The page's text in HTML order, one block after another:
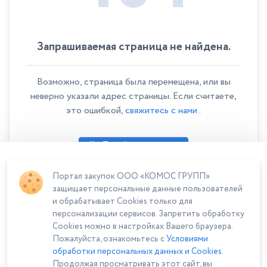
Запрашиваемая страница не найдена.
Возможно, страница была перемещена, или вы
неверно указали адрес страницы. Если считаете,
это ошибкой,свяжитесь с нами .
Перейти на главную
Портал закупок ООО «КОМОС ГРУПП»
защищает персональные данные пользователей
и обрабатывает Cookies только для
персонализации сервисов. Запретить обработку
Cookies можно в настройках Вашего браузера.
Пожалуйста, ознакомьтесь сУсловиями
обработки персональных данных и Cookies.
Продолжая просматривать этот сайт, вы